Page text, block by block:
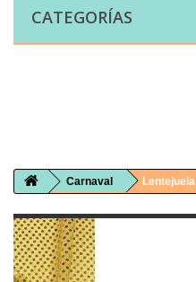
CATEGORÍAS
Carnaval Lentejuela